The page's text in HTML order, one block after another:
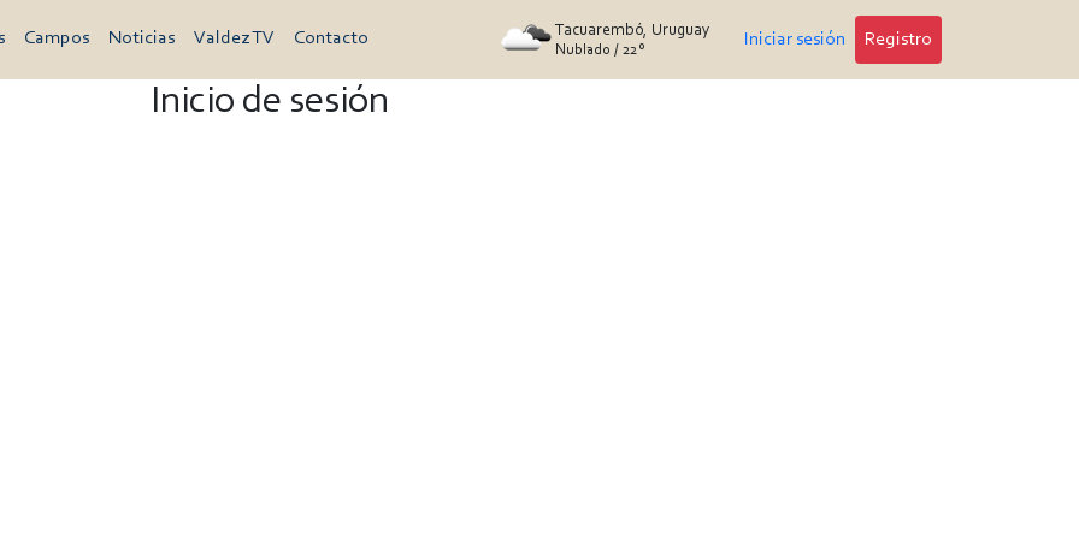
Campos Noticias Valdez TV Contacto Tacuarembó, Uruguay
Nublado / 22° Iniciar sesión Registro
Inicio de sesión